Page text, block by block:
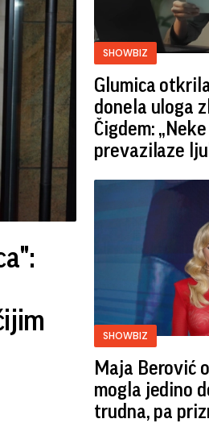
SHOWBIZ
Glumica
donela uloga
Čigdem:
prevazilaze
SHOWBIZ
Maja Berović
mogla jedino
trudna, pa